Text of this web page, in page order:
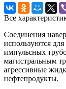
Все
Соединения
используются
импульсных
магистральным
агрессивные
нефтепродукты.